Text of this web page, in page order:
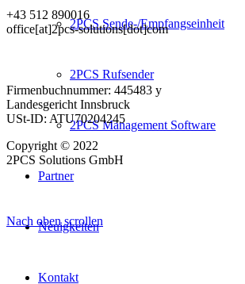
2PCS Sende-/Empfangseinheit
2PCS Rufsender
2PCS Management Software
Partner
Neuigkeiten
Kontakt
+43 512 890016
office[at]2pcs-solutions[dot]com
Firmenbuchnummer: 445483 y
Landesgericht Innsbruck
USt-ID: ATU70204245
Copyright © 2022
2PCS Solutions GmbH
Nach oben scrollen